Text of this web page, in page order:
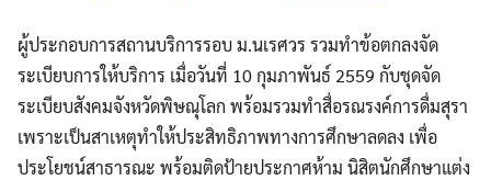
ผู้ประกอบการสถานบริการรอบ ม.นเรศวร รวมทำข้อตกลงจัด
ระเบียบการให้บริการ เมื่อวันที่ 10 กุมภาพันธ์ 2559 กับชุดจัด
ระเบียบสังคมจังหวัดพิษณุโลก พร้อมรวมทำสื่อรณรงค์การดื่มสุรา
เพราะเป็นสาเหตุทำให้ประสิทธิภาพทางการศึกษาลดลง เพื่อ
ประโยชน์สาธารณะ พร้อมติดป้ายประกาศห้าม นิสิตนักศึกษาแต่ง